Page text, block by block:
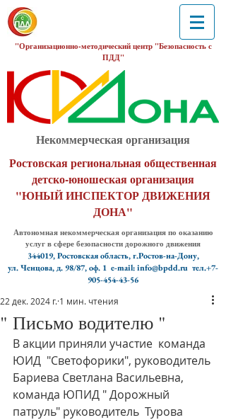
"Организационно-методический центр "Безопасность с
ПДД"
Некоммерческая организация
Ростовская региональная общественная
детско-юношеская организация
"ЮНЫЙ ИНСПЕКТОР ДВИЖЕНИЯ
ДОНА"
Автономная некоммерческая организация по оказанию
услуг в сфере безопасности дорожного движения
344019, Ростовская область, г.Ростов-на-Дону,
ул. Ченцова, д. 98/87, оф. 1 e-mail: info@bpdd.ru тел.+7-
905-454-43-56
" Письмо водителю "
22 дек. 2024 г. 1 мин. чтения
В акции приняли участие  команда
ЮИД  "Светофорики", руководитель
Бариева Светлана Васильевна,
команда ЮПИД " Дорожный
патруль" руководитель  Турова